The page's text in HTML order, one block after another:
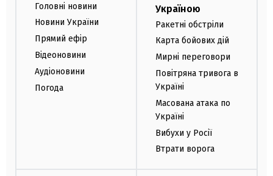
Головні новини
Новини України
Прямий ефір
Відеоновини
Аудіоновини
Погода
Україною
Ракетні обстріли
Карта бойових дій
Мирні переговори
Повітряна тривога в
Україні
Масована атака по
Україні
Вибухи у Росії
Втрати ворога